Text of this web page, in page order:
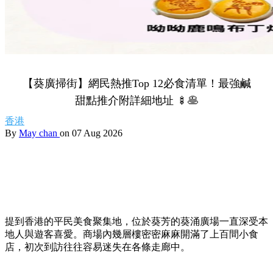
【葵廣掃街】網民熱推Top 12必食清單！最強鹹
甜點推介附詳細地址 🍢🥞
香港
By May chan on 07 Aug 2026
提到香港的平民美食聚集地，位於葵芳的葵涌廣場一直深受本
地人與遊客喜愛。商場內幾層樓密密麻麻開滿了上百間小食
店，初次到訪往往容易迷失在各條走廊中。